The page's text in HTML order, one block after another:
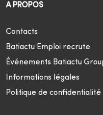
A PROPOS
Contacts
Batiactu Emploi recrute
Événements Batiactu
Informations légales
Politique de confidentialité